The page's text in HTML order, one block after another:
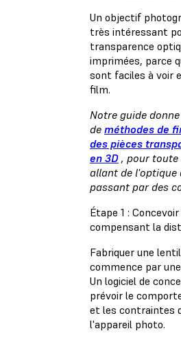
Un objectif
très intéressant
transparence
imprimées, parce
sont faciles à voir
film.
Notre guide
de méthodes de
des pièces
en 3D , pour
allant de l'optique
passant par des
Étape 1 :
compensant la
Fabriquer une
commence par
Un logiciel de
prévoir le
et les contraintes
l'appareil photo.